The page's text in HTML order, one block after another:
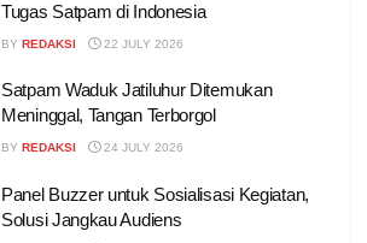
Tugas Satpam di Indonesia
BY REDAKSI 22 JULY 2026
Satpam Waduk Jatiluhur Ditemukan
Meninggal, Tangan Terborgol
BY REDAKSI 24 JULY 2026
Panel Buzzer untuk Sosialisasi Kegiatan,
Solusi Jangkau Audiens